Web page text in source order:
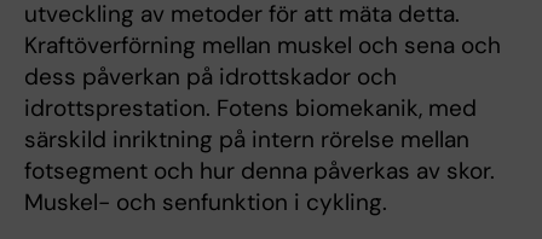
utveckling av metoder för att mäta detta.
Kraftöverförning mellan muskel och sena och
dess påverkan på idrottskador och
idrottsprestation. Fotens biomekanik, med
särskild inriktning på intern rörelse mellan
fotsegment och hur denna påverkas av skor.
Muskel- och senfunktion i cykling.